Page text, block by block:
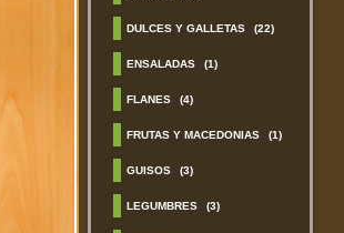
DULCES Y GALLETAS (22)
ENSALADAS (1)
FLANES (4)
FRUTAS Y MACEDONIAS (1)
GUISOS (3)
LEGUMBRES (3)